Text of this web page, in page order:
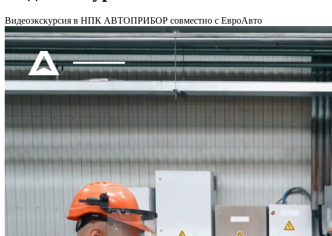
Видеоэкскурсия в НПК АВТОПРИБОР совместно с ЕвроАвто